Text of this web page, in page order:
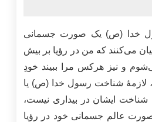
خدا (ص) یک صورت جسمانی
بیان می‌کنند که من در رؤیا بر بیش
و نیز هرکس مرا ببیند خودِ
لازمۀ شناخت رسول خدا (ص) یا
شناخت ایشان در بیداری نیست،
عالم جسمانی خود در رؤیا